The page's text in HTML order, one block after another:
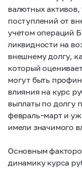
валютных активов,
поступлений от
учетом операций
ликвидности на
внешнему долгу,
который
могут быть
влияния на курс
выплаты по долгу
февраль–март и
имели значимого
Основным
динамику курса